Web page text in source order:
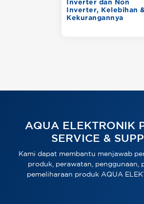
Inverter dan Non
Inverter, Kelebihan &
Kekurangannya
AQUA ELEKTRONIK
SERVICE &
Kami dapat membantu menjawab
produk, perawatan, penggunaan,
pemeliharaan produk AQUA